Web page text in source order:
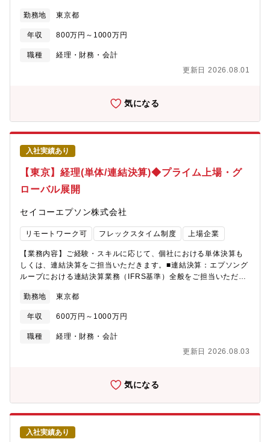
期・年次）・原価計算・開示資料作成・固定資産・監査法人、税
理士対応・経理部門のマネジメント・他部門との調整・経営陣へ
のレポート・金融機関との折衝【募集背景】欠員補充【働く環
境】ペーパーレス化が進んでいるため、業務都合に応じて適宜リ
（経理財務管轄の部門）となります。執行役員（50代男性）部長
勤務地 東京都
年収 800万円～1000万円
職種
経理・財務・会計
更新日 2026.08.01
気になる
入社実績あり
【東京】経理(単体/連結決算)◆プライム上場・グ
ローバル展開
セイコーエプソン株式会社
リモートワーク可 フレックスタイム制度 上場企業
【業務内容】ご経験・スキルに応じて、個社における単体決算も
しくは、連結決算をご担当いただきます。■連結決算：エプソング
ループにおける連結決算業務（IFRS基準）全般をご担当いただき
信、四半期報告書、有価証券報告書） ・会計監査対応/J-SOX対応
・グループ会計ルールの策定/展開 ・グループ経理メンバーへの会
計ルールの教育■単体決算： エプソン本体の単体決算業務全般を
ご担当いただきます。・原価計算業務（標準原価計算）・固定資
【募集背景】業種・業態別にお客様の生産性向上につながる商品
では、ともに事業を推進し、より良い社会の実現を目指していた
だける方を募集しております。IFRSのルールに基づいて決算を開
示していくことが主なミッションにはなりますが、昨今IFRSとは
違った非財務情報のルールが新しく出始めていることもあり、投
資家に対してより専門的でグローバルな対応が求められておりま
す。また、全社プロジェクトの一環として会計の基幹システム
勤務地 東京都
年収 600万円～1000万円
職種
経理・財務・会計
更新日 2026.08.03
気になる
入社実績あり